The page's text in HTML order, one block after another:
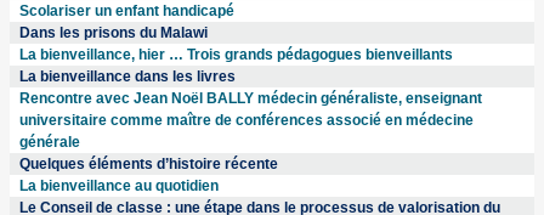
Scolariser un enfant handicapé
Dans les prisons du Malawi
La bienveillance, hier … Trois grands pédagogues bienveillants
La bienveillance dans les livres
Rencontre avec Jean Noël BALLY médecin généraliste, enseignant
universitaire comme maître de conférences associé en médecine
générale
Quelques éléments d’histoire récente
La bienveillance au quotidien
Le Conseil de classe : une étape dans le processus de valorisation du